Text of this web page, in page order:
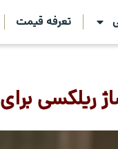
تعرفه قیمت
ریلکسی